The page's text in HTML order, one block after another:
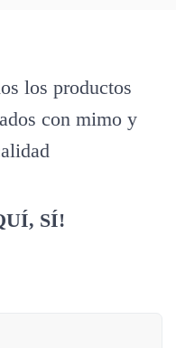
los productos
con mimo y
SÍ!